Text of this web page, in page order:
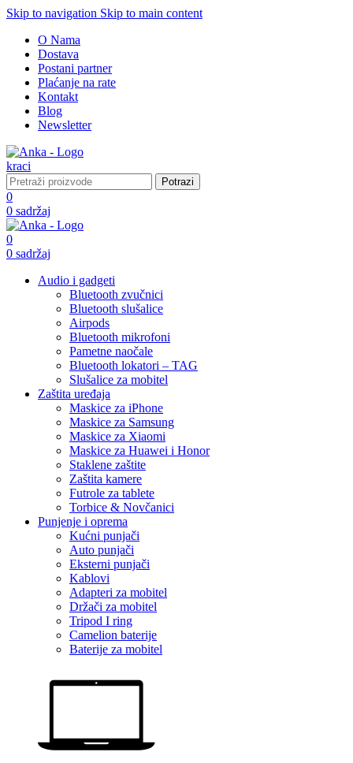
Skip to navigation Skip to main content
O Nama
Dostava
Postani partner
Plaćanje na rate
Kontakt
Blog
Newsletter
Potrazi
0
0 sadržaj
0
0 sadržaj
Audio i gadgeti
Bluetooth zvučnici
Bluetooth slušalice
Airpods
Bluetooth mikrofoni
Pametne naočale
Bluetooth lokatori – TAG
Slušalice za mobitel
Zaštita uređaja
Maskice za iPhone
Maskice za Samsung
Maskice za Xiaomi
Maskice za Huawei i Honor
Staklene zaštite
Zaštita kamere
Futrole za tablete
Torbice & Novčanici
Punjenje i oprema
Kućni punjači
Auto punjači
Eksterni punjači
Kablovi
Adapteri za mobitel
Držači za mobitel
Tripod I ring
Camelion baterije
Baterije za mobitel